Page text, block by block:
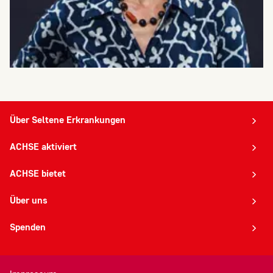
Über Seltene Erkrankungen
ACHSE aktiviert
ACHSE bietet
Über uns
Spenden
Anbieter:
Rapidmail GmbH
Zweck:
Newsletter-Anbieter Rapidmail. Dabei wird Ihre
Mail-Adresse) an Rapidmail GmbH,